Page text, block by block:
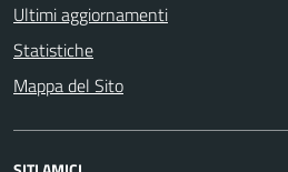
Ultimi aggiornamenti
Statistiche
Mappa del Sito